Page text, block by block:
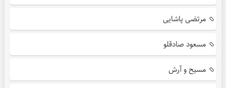
مرتضی پاشایی
مسعود صادقلو
مسیح و آرش